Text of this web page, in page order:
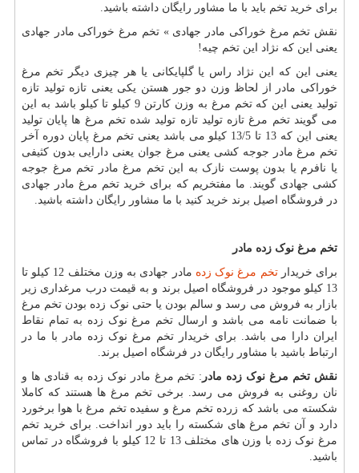
برای خرید تخم باید با ما مشاور رایگان داشته باشید.
نقش تخم مرغ خوراکی مادر جهادی » تخم مرغ خوراکی مادر جهادی
یعنی این که نژاد این تخم چیه!
یعنی این که این نژاد راس یا گلپایکانی یا هر چیزی دیگر تخم مرغ
خوراکی مادر از لحاظ وزن دو جور هستن یکی یعنی تازه تولید تازه
تولید یعنی این که تخم مرغ به وزن کارتن 9 کیلو تا کیلو باشد به این
می گویند تخم مرغ تازه تولید تازه تولید شده تخم مرغ ها پایان تولید
یعنی این که 13 تا 13/5 کیلو می باشد یعنی تخم مرغ پایان دوره آخر
تخم مرغ مادر جوجه کشی یعنی مرغ جوان یعنی دارایی بدون کثیفی
یا نافرم یا بدون پوست نازک به این تخم مرغ مادر تخم مرغ جوجه
کشی جهادی گویند. ما مفتخریم که برای خرید تخم مرغ مادر جهادی
در فروشگاه اصیل برند خرید کنید با ما مشاور رایگان داشته باشید.
تخم مرغ نوک زده مادر
برای خریدارتخم مرغ نوک زده
مادر جهادی به وزن مختلف 12 کیلو تا
13 کیلو موجود در فروشگاه اصیل برند و به قیمت درب مرغداری زیر
بازار به فروش می رسد و سالم بودن یا حتی نوک زده بودن تخم مرغ
با ضمانت نامه می باشد و ارسال تخم مرغ نوک زده به تمام نقاط
ایران دارا می باشد. برای خریدار تخم مرغ نوک زده مادر با ما در
ارتباط باشید با مشاور رایگان در فرشگاه اصیل برند.
نقش تخم مرغ نوک زده مادر : تخم مرغ مادر نوک زده به قنادی ها و
نان روغنی به فروش می رسد. برخی تخم مرغ ها هستند که کاملا
شکسته می باشد که زرده تخم مرغ و سفیده تخم مرغ با هوا برخورد
دارد و آن تخم مرغ های شکسته را باید دور انداخت. برای خرید تخم
مرغ نوک زده با وزن های مختلف 13 تا 12 کیلو با فروشگاه در تماس
باشید.